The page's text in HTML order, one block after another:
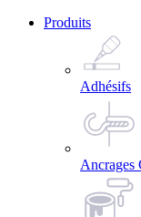
Produits
Adhésifs
Ancrages